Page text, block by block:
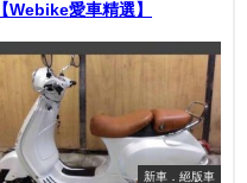
【Webike愛車精選】
新車．絕版車